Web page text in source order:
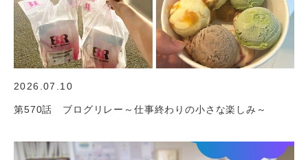
2026.07.10
第570話 ブログリレー～仕事終わりの小さな楽しみ～